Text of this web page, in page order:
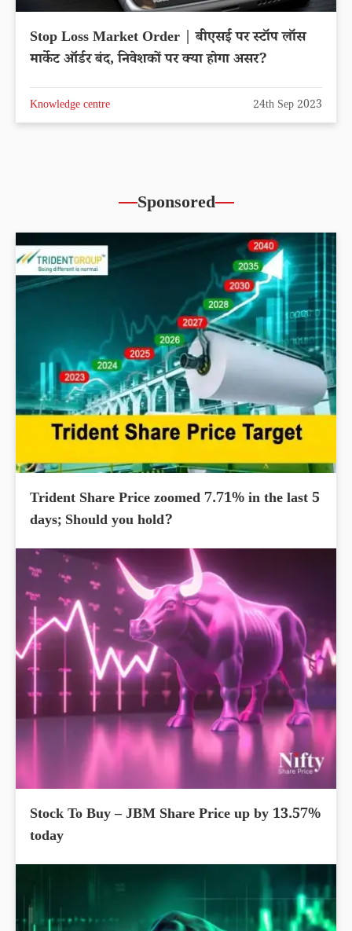
Stop Loss Market Order | बीएसई पर स्टॉप लॉस
मार्केट ऑर्डर बंद, निवेशकों पर क्या होगा असर?
Knowledge centre 24th Sep 2023
Sponsored
Trident Share Price zoomed 7.71% in the last 5
days; Should you hold?
Stock To Buy – JBM Share Price up by 13.57%
today